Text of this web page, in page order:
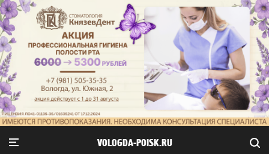
VOLOGDA-POISK.RU